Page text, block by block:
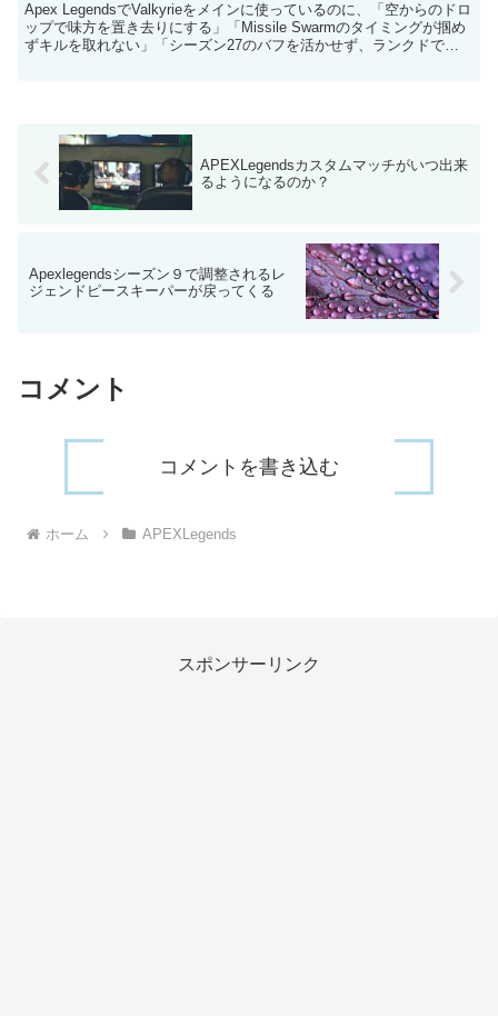
Apex LegendsでValkyrieをメインに使っているのに、「空からのドロ
ップで味方を置き去りにする」「Missile Swarmのタイミングが掴め
ずキルを取れない」「シーズン27のバフを活かせず、ランクドで停
APEXLegendsカスタムマッチがいつ出来
るようになるのか？
Apexlegendsシーズン９で調整されるレ
ジェンドピースキーパーが戻ってくる
コメント
コメントを書き込む
ホーム APEXLegends
スポンサーリンク